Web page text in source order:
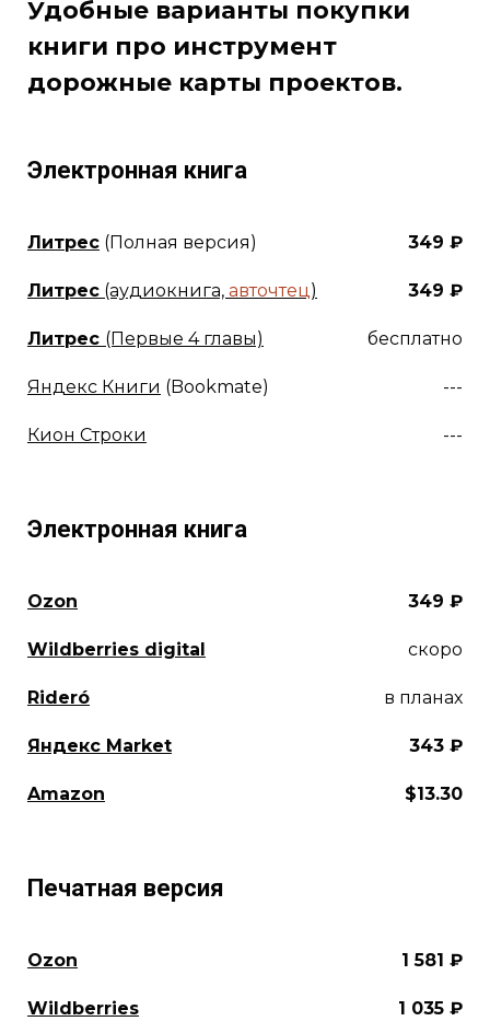
Удобные варианты покупки
книги про инструмент
дорожные карты проектов.
Электронная книга
Литрес (Полная версия) 349 ₽
Литрес (аудиокнига, авточтец) 349 ₽
Литрес (Первые 4 главы) бесплатно
Яндекс Книги (Bookmate) ---
Кион Строки ---
Электронная книга
Ozon 349 ₽
Wildberries digital скоро
Rideró в планах
Яндекс Market 343 ₽
Amazon $13.30
Печатная версия
Ozon 1 581 ₽
Wildberries 1 035 ₽